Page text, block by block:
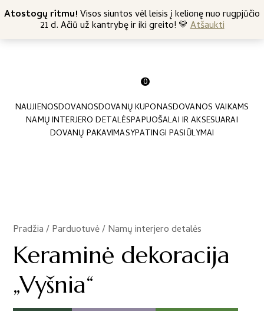
Atostogų ritmu!Visos siuntos vėl leisis į kelionę nuo rugpjūčio
21 d. Ačiū už kantrybę ir iki greito! 💛Atšaukti
Nemokamas siuntimas nuo 45 Eur +370 682 57369
0
NAUJIENOSDOVANOSDOVANŲ KUPONASDOVANOS VAIKAMS
NAMŲ INTERJERO DETALĖSPAPUOŠALAI IR AKSESUARAI
DOVANŲ PAKAVIMASYPATINGI PASIŪLYMAI
Pradžia/Parduotuvė/Namų interjero detalės
/
Keraminė dekoracija
„Vyšnia“